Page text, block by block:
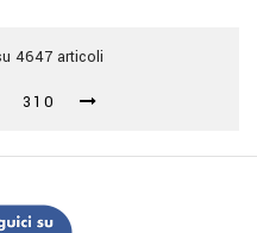
4647 articoli
310